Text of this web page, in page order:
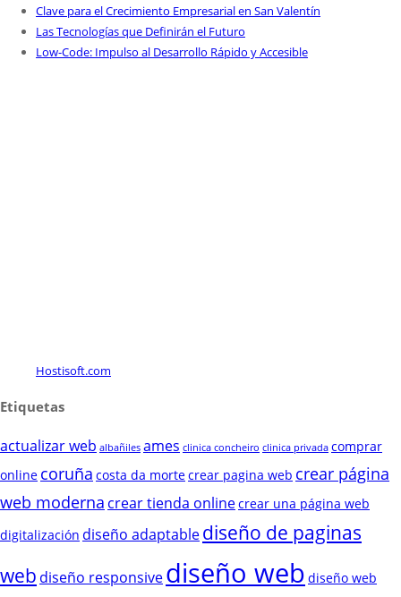
Clave para el Crecimiento Empresarial en San Valentín
Las Tecnologías que Definirán el Futuro
Low-Code: Impulso al Desarrollo Rápido y Accesible
Hostisoft.com
Etiquetas
actualizar web albañiles ames clinica concheiro clinica privada comprar
online coruña costa da mortecrear pagina web crear página
web moderna crear tienda onlinecrear una página web
digitalización diseño adaptablediseño de paginas
web diseño responsivediseño web diseño web